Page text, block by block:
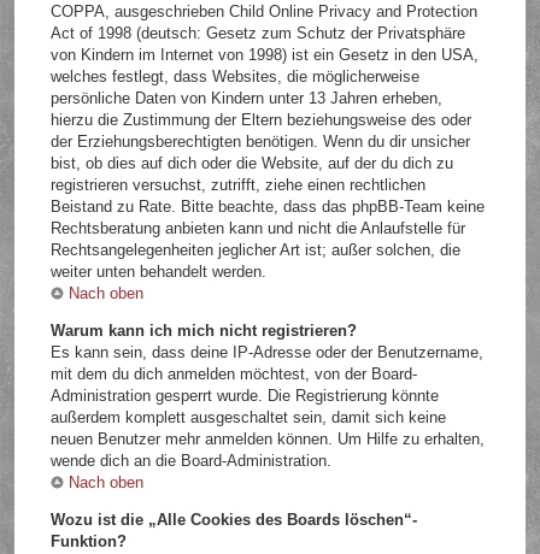
COPPA, ausgeschrieben Child Online Privacy and Protection
Act of 1998 (deutsch: Gesetz zum Schutz der Privatsphäre
von Kindern im Internet von 1998) ist ein Gesetz in den USA,
welches festlegt, dass Websites, die möglicherweise
persönliche Daten von Kindern unter 13 Jahren erheben,
hierzu die Zustimmung der Eltern beziehungsweise des oder
der Erziehungsberechtigten benötigen. Wenn du dir unsicher
bist, ob dies auf dich oder die Website, auf der du dich zu
registrieren versuchst, zutrifft, ziehe einen rechtlichen
Beistand zu Rate. Bitte beachte, dass das phpBB-Team keine
Rechtsberatung anbieten kann und nicht die Anlaufstelle für
Rechtsangelegenheiten jeglicher Art ist; außer solchen, die
weiter unten behandelt werden.
Nach oben
Warum kann ich mich nicht registrieren?
Es kann sein, dass deine IP-Adresse oder der Benutzername,
mit dem du dich anmelden möchtest, von der Board-
Administration gesperrt wurde. Die Registrierung könnte
außerdem komplett ausgeschaltet sein, damit sich keine
neuen Benutzer mehr anmelden können. Um Hilfe zu erhalten,
wende dich an die Board-Administration.
Nach oben
Wozu ist die „Alle Cookies des Boards löschen“-
Funktion?